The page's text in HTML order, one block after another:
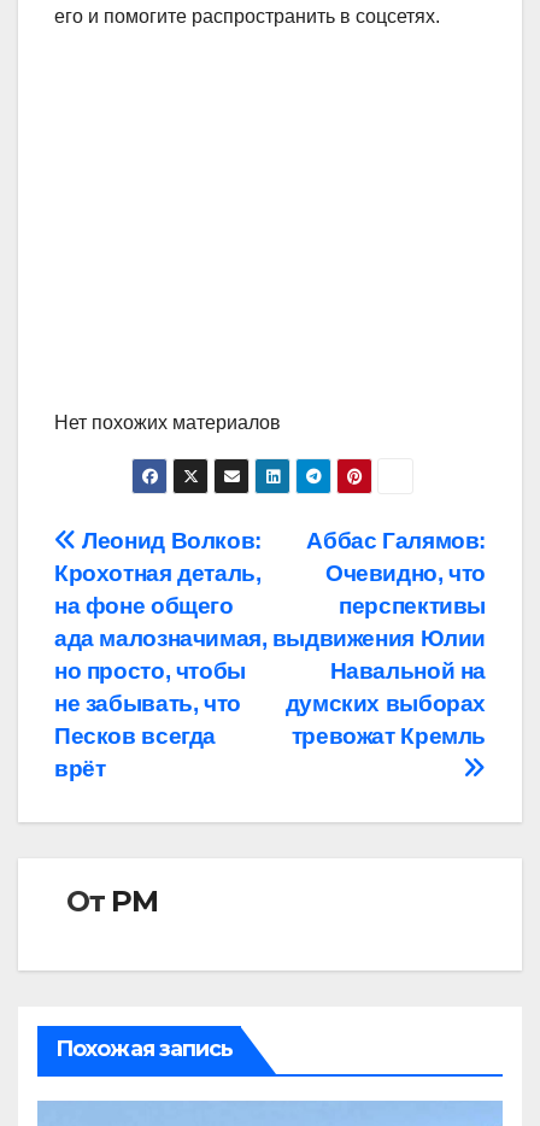
его и помогите распространить в соцсетях.
Нет похожих материалов
Навигация
по
записям
Аббас Галямов:
Очевидно, что
перспективы
выдвижения Юлии
Навальной на
думских выборах
тревожат Кремль
Леонид Волков:
Крохотная деталь,
на фоне общего
ада малозначимая,
но просто, чтобы
не забывать, что
Песков всегда
врёт
От РМ
Похожая запись